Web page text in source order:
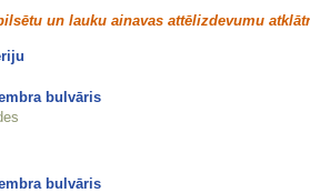
un lauku ainavas attēlizdevumu
bulvāris
bulvāris